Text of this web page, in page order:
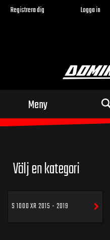
Registrera dig
Logga in
Meny
Välj en kategori
S 1000 XR 2015 - 2019